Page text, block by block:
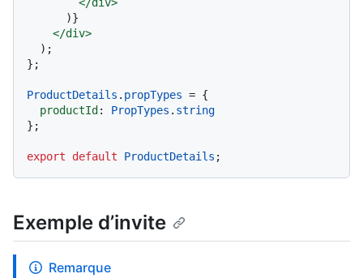
</div>
};
ProductDetails . propTypes = {
productId : PropTypes . string
};
export default ProductDetails
Exemple d’invite
Remarque